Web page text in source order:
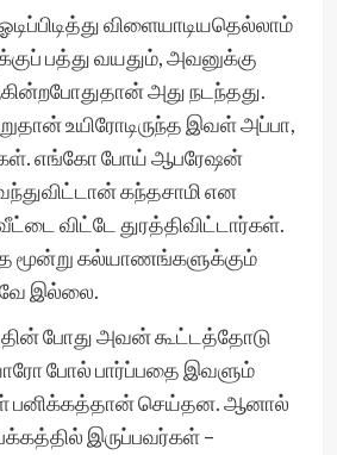
விளையாடியதெல்லாம்
பத்து வயதும், அவனுக்கு
அது நடந்தது.
உயிரோடிருந்த இவள் அப்பா,
எங்கோ போய் ஆபரேஷன்
கந்தசாமி என
விட்டே துரத்திவிட்டார்கள்.
மூன்று கல்யாணங்களுக்கும்
இல்லை.
போது அவன் கூட்டத்தோடு
போல் பார்ப்பதை இவளும்
பனிக்கத்தான் செய்தன. ஆனால்
இருப்பவர்கள் –